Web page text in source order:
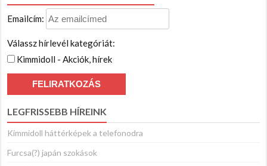
Emailcím:
Válassz hírlevél kategóriát:
Kimmidoll - Akciók, hírek
LEGFRISSEBB HÍREINK
Kimmidoll háttérképek a telefonodra
Furcsa(?) japán szokások